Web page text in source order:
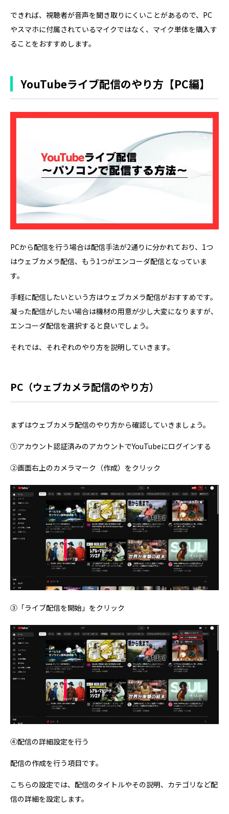
できれば、視聴者が音声を聞き取りにくいことがあるので、PC
やスマホに付属されているマイクではなく、マイク単体を購入す
ることをおすすめします。
YouTubeライブ配信のやり方【PC編】
PCから配信を行う場合は配信手法が2通りに分かれており、1つ
はウェブカメラ配信、もう1つがエンコーダ配信となっていま
す。
手軽に配信したいという方はウェブカメラ配信がおすすめです。
凝った配信がしたい場合は機材の用意が少し大変になりますが、
エンコーダ配信を選択すると良いでしょう。
それでは、それぞれのやり方を説明していきます。
PC（ウェブカメラ配信のやり方）
まずはウェブカメラ配信のやり方から確認していきましょう。
①アカウント認証済みのアカウントでYouTubeにログインする
②画面右上のカメラマーク（作成）をクリック
③「ライブ配信を開始」をクリック
④配信の詳細設定を行う
配信の作成を行う項目です。
こちらの設定では、配信のタイトルやその説明、カテゴリなど配
信の詳細を設定します。